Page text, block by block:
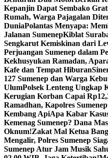
Kepanjin Dapat Sembako
Rumah, Warga Pajagalan
DuniaPolantas Menyapa:
Jalanan SumenepKiblat
Sengkarut Kemiskinan dari
Perjuangan Sumenep dalam
Kekhusyukan Ramadan,
Kafe dan Tempat Hiburan
127 Sumenep dan Warga
UlumPolsek Lenteng Ungkap
Kerugian Korban Capai
Ramadhan, Kapolres
Kembang ApiApa Kabar
Kemenag Sumenep? Dana
Oknum!Zakat Mal Ketua
Mengalir, Polres Sumenep
Sumenep Atur Jam Musik